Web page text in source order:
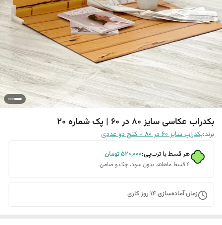
بکدراب عکاسی سایز 80 در 60 | پک شماره 20
برند:بکدراپ سایز 60 در 80 - کنج دو عددی
هر قسط با ترب‌پی:۵۲۰٬۰۰۰تومان
۴ قسط ماهانه. بدون سود، چک و ضامن.
زمان آماده‌سازی 14 روز کاری